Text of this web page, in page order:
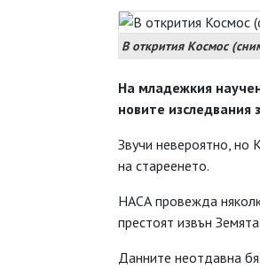
В открития Космос
На младежкия
новите
Звучи невероятно, но
на стареенето.
НАСА провежда
престоят извън
Данните неотдавна